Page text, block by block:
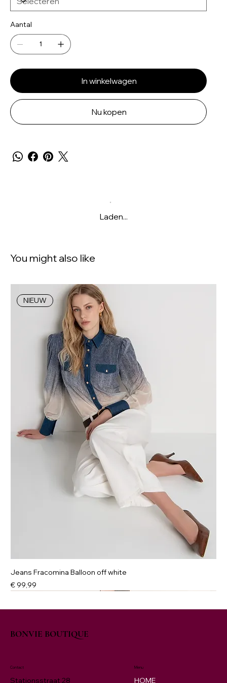
Aantal
In winkelwagen
Nu kopen
Laden...
You might also like
NIEUW
Jeans Fracomina Balloon off white
Prijs
€ 99,99
BONVIE BOUTIQUE
Menu
HOME
Contact
Stationsstraat 28